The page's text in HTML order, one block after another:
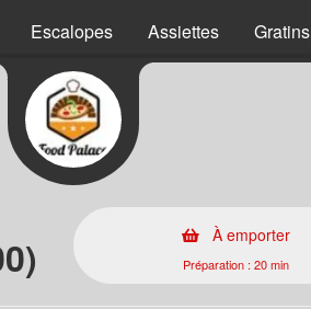
Escalopes Assiettes Gratins
À emporter
Préparation : 20 min